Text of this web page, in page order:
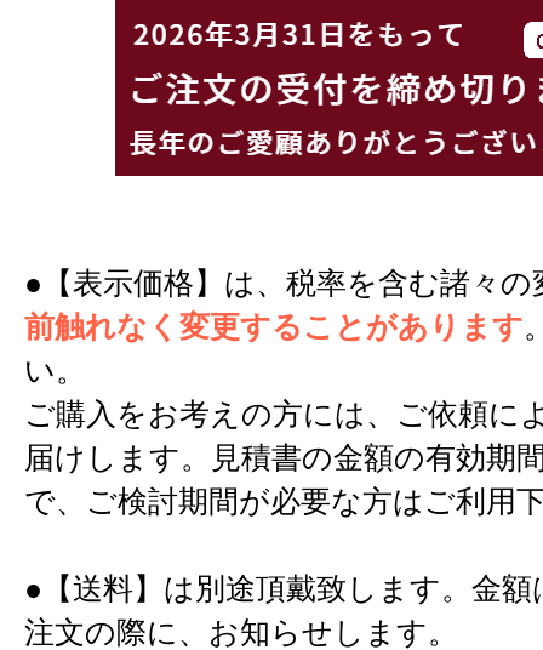
●【表示価格】は、税率を含む諸々
前触れなく変更することがあります
い。
ご購入をお考えの方には、ご依頼に
届けします。見積書の金額の有効期
で、ご検討期間が必要な方はご利用
●【送料】は別途頂戴致します。金
注文の際に、お知らせします。